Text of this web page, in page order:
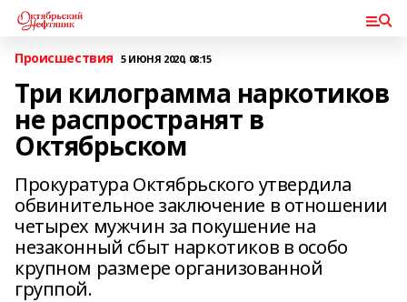
Происшествия 5 ИЮНЯ 2020, 08:15
Три килограмма наркотиков
не распространят в
Октябрьском
Прокуратура Октябрьского утвердила
обвинительное заключение в отношении
четырех мужчин за покушение на
незаконный сбыт наркотиков в особо
крупном размере организованной
группой.